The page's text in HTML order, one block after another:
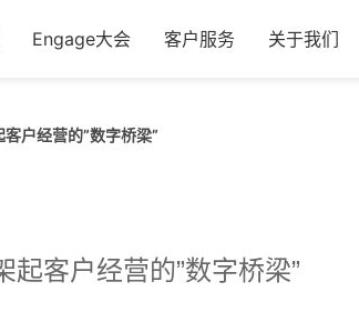
Engage大会 客户服务 关于我们
户经营的”数字桥梁”
客户经营的”数字桥梁”